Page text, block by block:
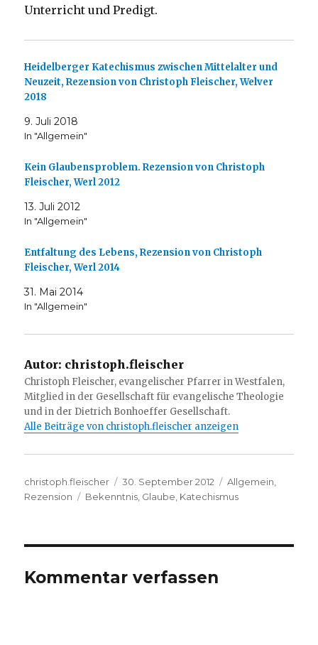
Unterricht und Predigt.
Heidelberger Katechismus zwischen Mittelalter und
Neuzeit, Rezension von Christoph Fleischer, Welver
2018
9. Juli 2018
In "Allgemein"
Kein Glaubensproblem. Rezension von Christoph
Fleischer, Werl 2012
13. Juli 2012
In "Allgemein"
Entfaltung des Lebens, Rezension von Christoph
Fleischer, Werl 2014
31. Mai 2014
In "Allgemein"
Autor: christoph.fleischer
Christoph Fleischer, evangelischer Pfarrer in Westfalen,
Mitglied in der Gesellschaft für evangelische Theologie
und in der Dietrich Bonhoeffer Gesellschaft.
Alle Beiträge von christoph.fleischer anzeigen
Autor
christoph.fleischer
Veröffentlicht
am
30. September 2012 Kategorien
Allgemein
Rezension
Schlagwörter
Bekenntnis Glaube Katechismus
Kommentar verfassen